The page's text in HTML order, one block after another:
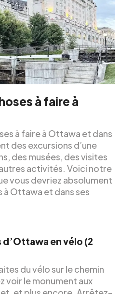
à faire à
à faire à Ottawa et dans
des excursions d’une
des musées, des visites
activités. Voici notre
vous devriez absolument
Ottawa et dans ses
en vélo (2
du vélo sur le chemin
voir le monument aux